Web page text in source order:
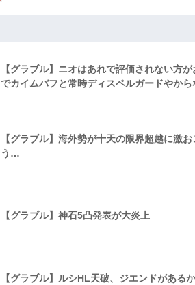
【グラブル】ニオはあれで評価されない方
でカイムバフと常時ディスペルガードやか
【グラブル】海外勢が十天の限界超越に激
う…
【グラブル】神石5凸発表が大炎上
【グラブル】ルシHL天破、ジエンドがある